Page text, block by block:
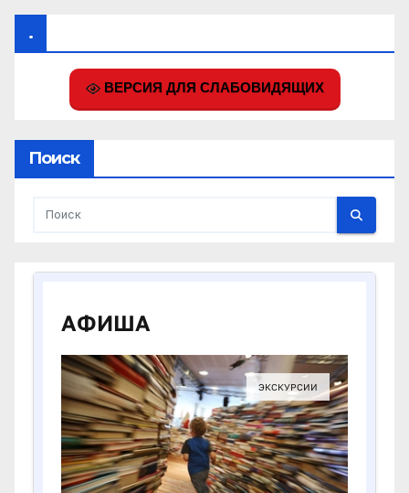
.
ВЕРСИЯ ДЛЯ СЛАБОВИДЯЩИХ
Поиск